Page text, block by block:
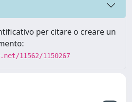
per citare o creare un
11562/1150267